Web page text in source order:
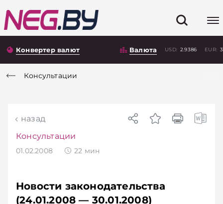
Конвертер валют Валюта USD: 2.9386 EUR:
Консультации
назад
Консультации
01.02.2008 22 мин
Новости законодательства
(24.01.2008 — 30.01.2008)